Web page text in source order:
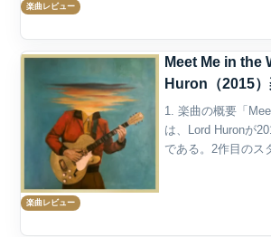
楽曲レビュー
楽曲レビュー
Meet Me in the
Huron（2015
1. 楽曲の概要「
は、Lord Huronが
である。2作目のス